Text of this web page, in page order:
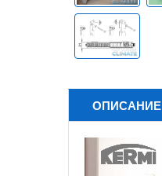
ОПИСАНИЕ